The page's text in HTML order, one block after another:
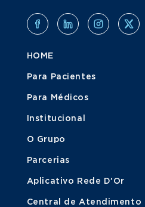
HOME
Para Pacientes
Para Médicos
Institucional
O Grupo
Parcerias
Aplicativo Rede D'Or
Central de Atendimento